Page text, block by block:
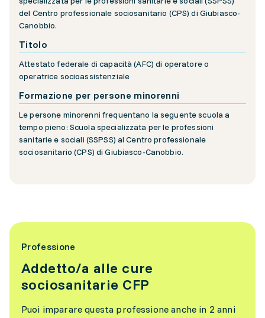
del Centro professionale sociosanitario (CPS) di Giubiasco-
Canobbio.
Titolo
Attestato federale di capacità (AFC) di operatore o
operatrice socioassistenziale
Formazione per persone minorenni
Le persone minorenni frequentano la seguente scuola a
tempo pieno: Scuola specializzata per le professioni
sanitarie e sociali (SSPSS) al Centro professionale
sociosanitario (CPS) di Giubiasco-Canobbio.
Professione
Addetto/a alle cure
sociosanitarie CFP
Puoi imparare questa professione anche in 2 anni